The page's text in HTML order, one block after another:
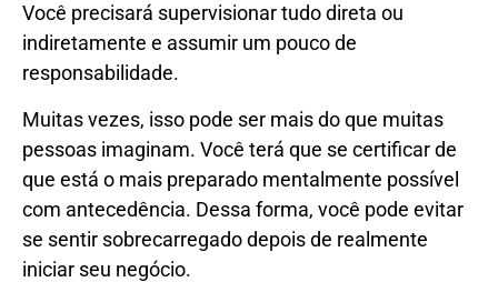
Você precisará supervisionar tudo direta ou
indiretamente e assumir um pouco de
responsabilidade.
Muitas vezes, isso pode ser mais do que muitas
pessoas imaginam. Você terá que se certificar de
que está o mais preparado mentalmente possível
com antecedência. Dessa forma, você pode evitar
se sentir sobrecarregado depois de realmente
iniciar seu negócio.